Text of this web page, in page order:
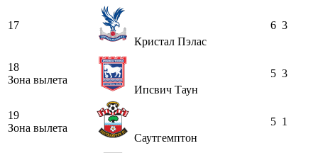
17
Кристал Пэлас
6 3
18
Зона вылета
Ипсвич Таун
5 3
19
Зона вылета
Саутгемптон
5 1